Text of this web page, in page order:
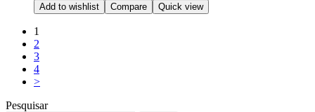
Add to wishlist Compare Quick view
1
2
3
4
>
Pesquisar